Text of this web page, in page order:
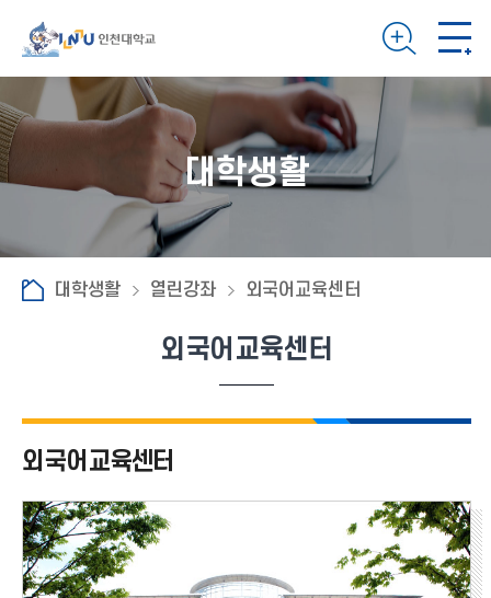
대학생활
대학생활 열린강좌 외국어교육센터
외국어교육센터
외국어교육센터